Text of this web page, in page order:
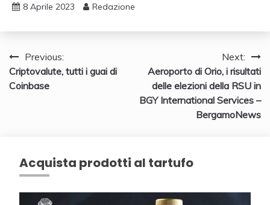
8 Aprile 2023 Redazione
Navigazione
articoli
Previous:
Criptovalute, tutti i guai di
Coinbase
Next:
Aeroporto di Orio, i risultati
delle elezioni della RSU in
BGY International Services –
BergamoNews
Acquista prodotti al tartufo